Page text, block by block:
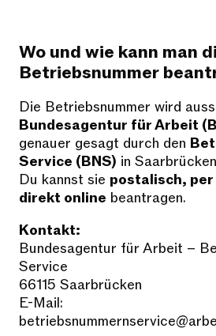
Wo und wie kann man
Betriebsnummer
Die Betriebsnummer wird
Bundesagentur für Arbeit
genauer gesagt durch den
Service (BNS) in
Du kannst sie postalisch,
direkt online beantragen.
Kontakt:
Bundesagentur für Arbeit –
Service
66115 Saarbrücken
E-Mail: